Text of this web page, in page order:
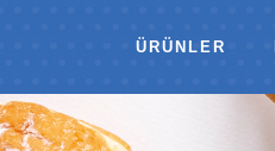
ÜRÜNLER